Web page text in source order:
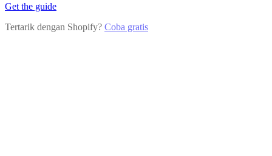
Get the guide
Tertarik dengan Shopify? Coba gratis